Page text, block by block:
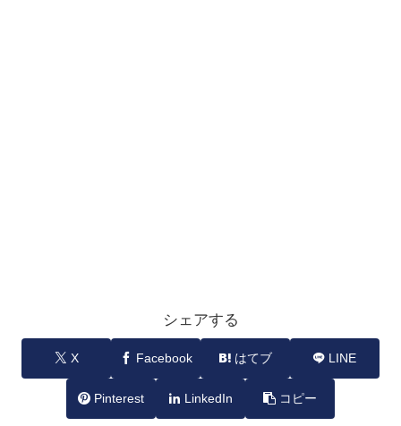
シェアする
X Facebook はてブ LINE
Pinterest LinkedIn コピー